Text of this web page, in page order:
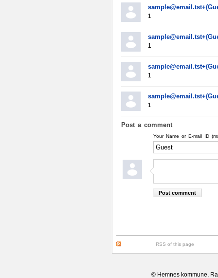
1
1
1
1
Post a comment
Your Name or E-mail ID
RSS of this page
© Hemnes kommune,